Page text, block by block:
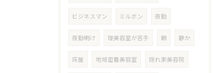
ビジネスマン ミルボン 夜勤
夜勤明け 理美容室が苦手 朝 静か
床屋 地域密着美容室 隠れ家美容院